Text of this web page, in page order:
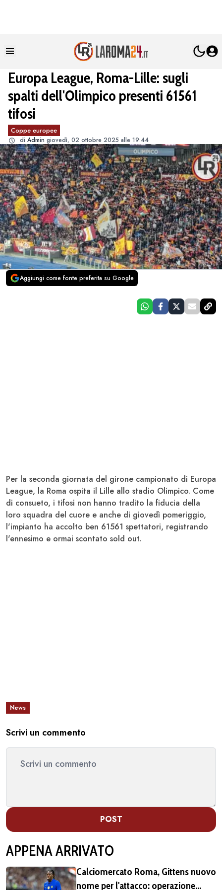
Europa League, Roma-Lille: sugli
spalti dell'Olimpico presenti 61561
tifosi
Coppe europee
di Admin giovedì, 02 ottobre 2025 alle 19:44
Aggiungi come fonte preferita su Google
Per la seconda giornata del girone campionato di Europa
League, la Roma ospita il Lille allo stadio Olimpico. Come
di consueto, i tifosi non hanno tradito la fiducia della
loro squadra del cuore e anche di giovedì pomeriggio,
l'impianto ha accolto ben 61561 spettatori, registrando
l'ennesimo e ormai scontato sold out.
News
Scrivi un commento
POST
APPENA ARRIVATO
Calciomercato Roma, Gittens nuovo
nome per l'attacco: operazione